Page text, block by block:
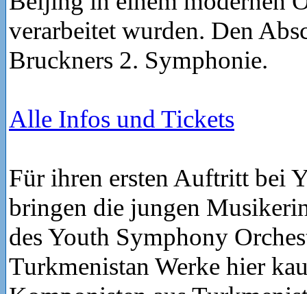
verarbeitet wurden. Den
Bruckners 2. Symphonie.
Alle Infos und Tickets
Für ihren ersten Auftritt bei
bringen die jungen
des Youth Symphony
Turkmenistan Werke hier